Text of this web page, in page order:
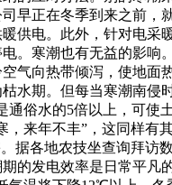
早正在冬季到来之前
供电。此外，针对电
。寒潮也有无益的影
向热带倾泻，使地面
期。但每当寒潮南
俗水的5倍以上，可
来年不丰”，这同样
各地农技坐查询拜访
发电效率是日常平